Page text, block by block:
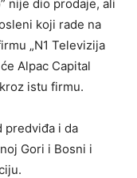
nije dio prodaje, ali
koji rade na
„N1 Televizija
Alpac Capital
istu firmu.
predviđa i da
Gori i Bosni i